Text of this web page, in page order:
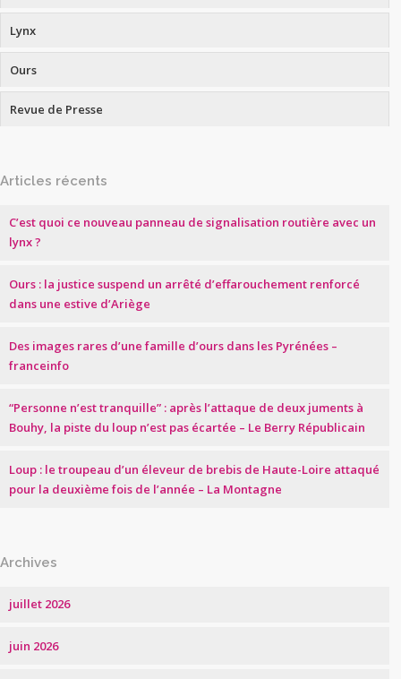
Lynx
Ours
Revue de Presse
Articles récents
C’est quoi ce nouveau panneau de signalisation routière avec un
lynx ?
Ours : la justice suspend un arrêté d’effarouchement renforcé
dans une estive d’Ariège
Des images rares d’une famille d’ours dans les Pyrénées –
franceinfo
“Personne n’est tranquille” : après l’attaque de deux juments à
Bouhy, la piste du loup n’est pas écartée – Le Berry Républicain
Loup : le troupeau d’un éleveur de brebis de Haute-Loire attaqué
pour la deuxième fois de l’année – La Montagne
Archives
juillet 2026
juin 2026